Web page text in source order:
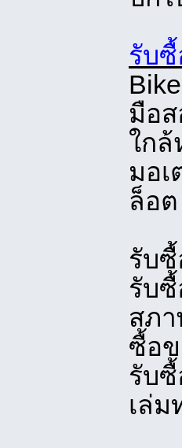
รับ
มือส
ใกล้
มอเ
ล็อ
รับ
รับ
สภ
ซื้อ
รับ
เล่ม